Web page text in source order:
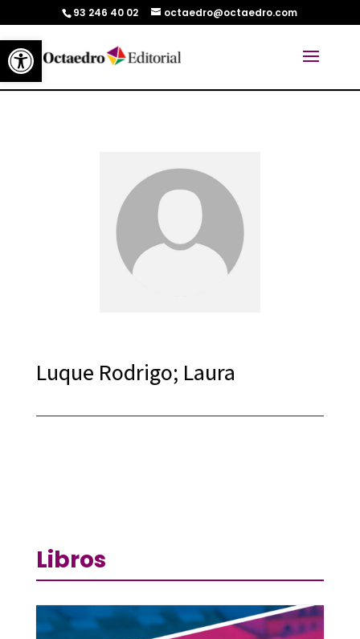
Abrir barra de herramientas
93 246 40 02 octaedro@octaedro.com
Luque Rodrigo; Laura
Libros